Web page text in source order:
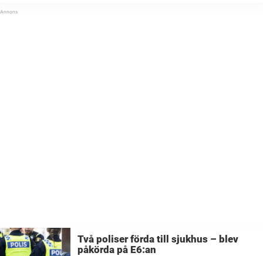
Två poliser förda till sjukhus – blev
påkörda på E6:an